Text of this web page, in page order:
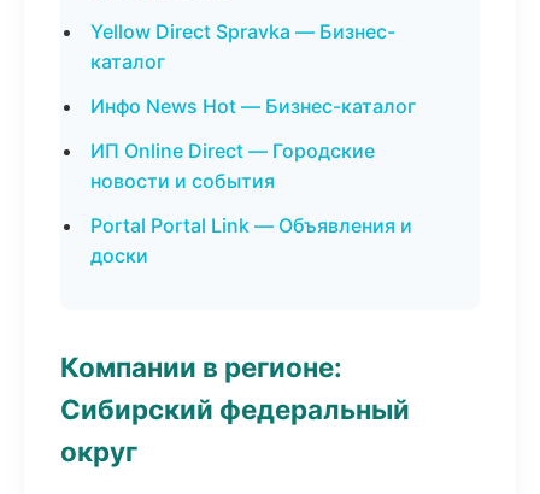
Yellow Direct Spravka — Бизнес-
каталог
Инфо News Hot — Бизнес-каталог
ИП Online Direct — Городские
новости и события
Portal Portal Link — Объявления и
доски
Компании в регионе:
Сибирский федеральный
округ